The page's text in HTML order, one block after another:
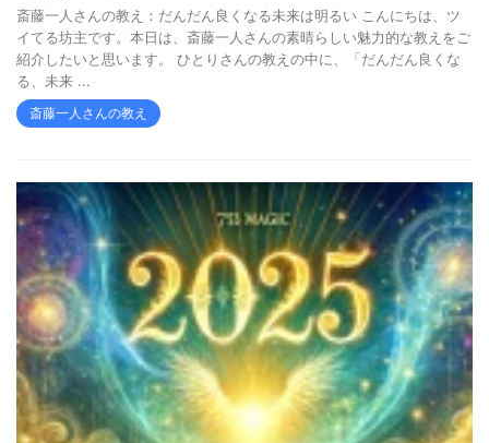
斎藤一人さんの教え：だんだん良くなる未来は明るい こんにちは、ツ
イてる坊主です。本日は、斎藤一人さんの素晴らしい魅力的な教えをご
紹介したいと思います。 ひとりさんの教えの中に、「だんだん良くな
る、未来 ...
斎藤一人さんの教え